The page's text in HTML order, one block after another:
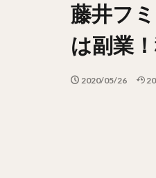
藤井フ
は副業
2020/05/26